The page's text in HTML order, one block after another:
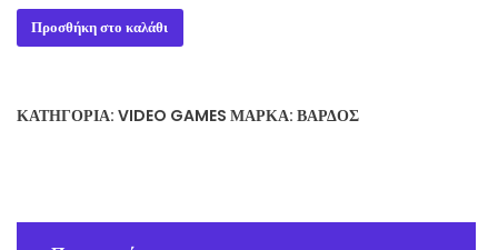
9,35 €.είναι:
5,50 €.
BALDUR'S
GATE
OF
Προσθήκη στο καλάθι
ΚΑΤΗΓΟΡΊΑ: VIDEO GAMES ΜΆΡΚΑ: ΒΆΡΔΟΣ